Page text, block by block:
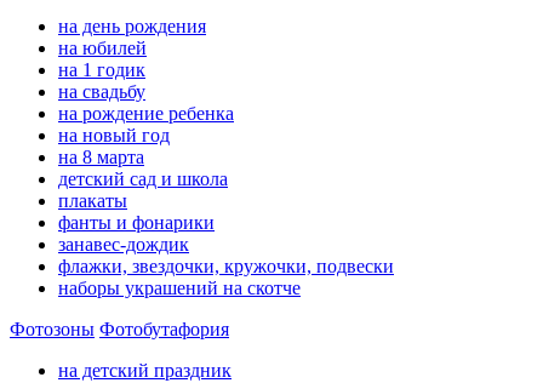
на день рождения
на юбилей
на 1 годик
на свадьбу
на рождение ребенка
на новый год
на 8 марта
детский сад и школа
плакаты
фанты и фонарики
занавес-дождик
флажки, звездочки, кружочки, подвески
наборы украшений на скотче
Фотозоны Фотобутафория
на детский праздник